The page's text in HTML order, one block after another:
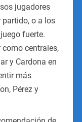
jugadores
o a los
fuerte.
como centrales,
y Cardona en
más
Pérez y